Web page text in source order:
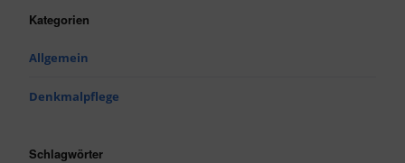
Kategorien
Allgemein
Denkmalpflege
Schlagwörter